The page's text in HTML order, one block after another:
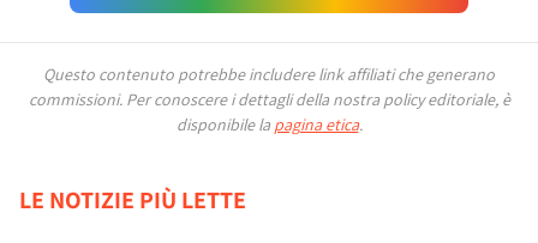
Questo contenuto potrebbe includere link affiliati che generano
commissioni. Per conoscere i dettagli della nostra policy editoriale, è
disponibile la pagina etica.
LE NOTIZIE PIÙ LETTE